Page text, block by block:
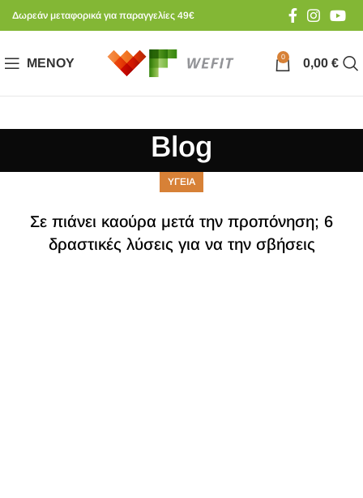
Δωρεάν μεταφορικά για παραγγελίες 49€
ΜΕΝΟΎ 0 0,00 €
Blog
ΥΓΕΙΑ
Σε πιάνει καούρα μετά την προπόνηση; 6
δραστικές λύσεις για να την σβήσεις